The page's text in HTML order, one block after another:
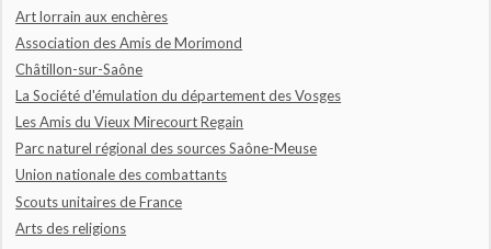
Art lorrain aux enchères
Association des Amis de Morimond
Châtillon-sur-Saône
La Société d'émulation du département des Vosges
Les Amis du Vieux Mirecourt Regain
Parc naturel régional des sources Saône-Meuse
Union nationale des combattants
Scouts unitaires de France
Arts des religions